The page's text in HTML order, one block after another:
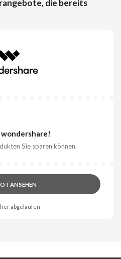
die bereits
Sie sparen können.
ANSEHEN
abgelaufen